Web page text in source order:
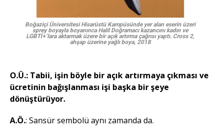
Boğaziçi Üniversitesi Hisarüstü Kampüsünde yer alan eserin üzeri
sprey boyayla boyanınca Halil Doğramacı kazancını kadın ve
LGBTİ+’lara aktarmak üzere bir açık artırma çağrısı yaptı. Cross 2,
ahşap üzerine yağlı boya, 2018
O.Ü.: Tabii, işin böyle bir açık artırmaya çıkması ve
ücretinin bağışlanması işi başka bir şeye
dönüştürüyor.
A.Ö.: Sansür sembolü aynı zamanda da.